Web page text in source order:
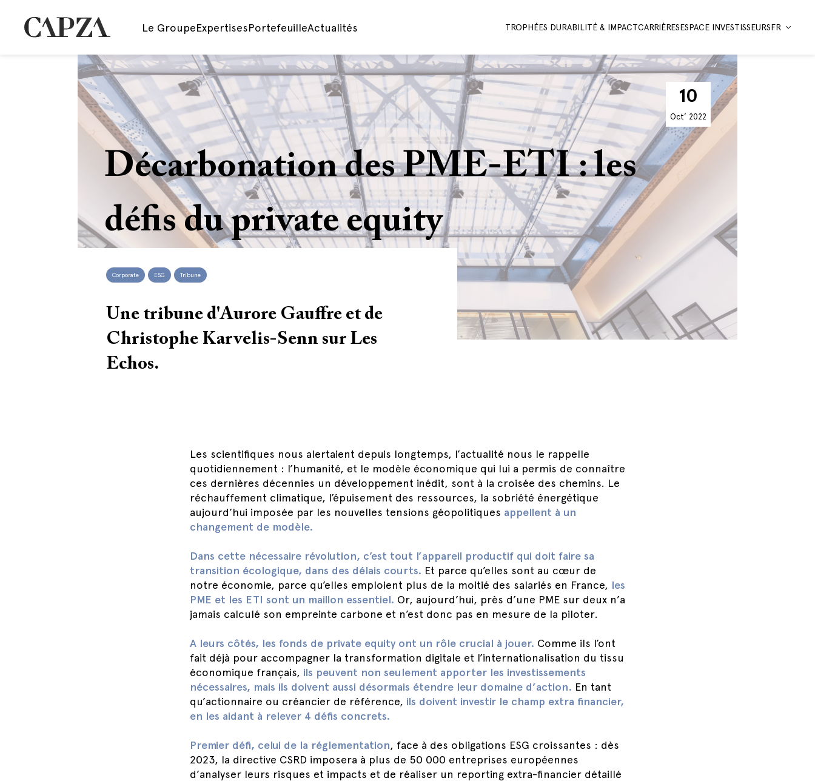
Le GroupeExpertisesPortefeuilleActualités TROPHÉES DURABILITÉ & IMPACTCARRIÈRESESPACE INVESTISSEURSFR
10
Oct’ 2022
Décarbonation des PME-ETI : les
défis du private equity
Corporate ESG Tribune
Une tribune d'Aurore Gauffre et de
Christophe Karvelis-Senn sur Les
Echos.
Les scientifiques nous alertaient depuis longtemps, l’actualité nous le rappelle
quotidiennement : l’humanité, et le modèle économique qui lui a permis de connaître
ces dernières décennies un développement inédit, sont à la croisée des chemins. Le
réchauffement climatique, l’épuisement des ressources, la sobriété énergétique
aujourd’hui imposée par les nouvelles tensions géopolitiques appellent à un
changement de modèle.
Dans cette nécessaire révolution, c’est tout l’appareil productif qui doit faire sa
transition écologique, dans des délais courts. Et parce qu’elles sont au cœur de
notre économie, parce qu’elles emploient plus de la moitié des salariés en France, les
PME et les ETI sont un maillon essentiel. Or, aujourd’hui, près d’une PME sur deux n’a
jamais calculé son empreinte carbone et n’est donc pas en mesure de la piloter.
A leurs côtés, les fonds de private equity ont un rôle crucial à jouer. Comme ils l’ont
fait déjà pour accompagner la transformation digitale et l’internationalisation du tissu
économique français, ils peuvent non seulement apporter les investissements
nécessaires, mais ils doivent aussi désormais étendre leur domaine d’action. En tant
qu’actionnaire ou créancier de référence, ils doivent investir le champ extra financier,
en les aidant à relever 4 défis concrets.
Premier défi, celui de la réglementation, face à des obligations ESG croissantes : dès
2023, la directive CSRD imposera à plus de 50 000 entreprises européennes
d’analyser leurs risques et impacts et de réaliser un reporting extra-financier détaillé